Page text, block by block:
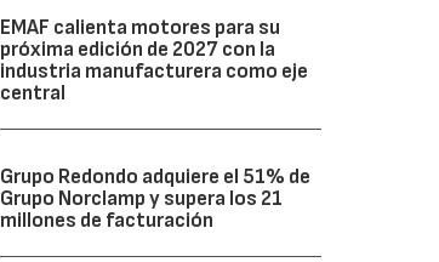
EMAF calienta motores para su
próxima edición de 2027 con la
industria manufacturera como eje
central
Grupo Redondo adquiere el 51% de
Grupo Norclamp y supera los 21
millones de facturación